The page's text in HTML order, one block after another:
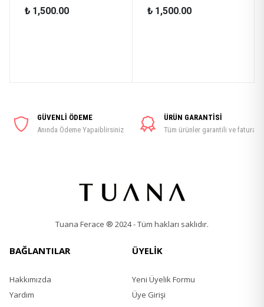
₺ 1,500.00 ₺ 1,500.00
GÜVENLİ ÖDEME
Anında Ödeme Yapaiblirsiniz
ÜRÜN GARANTİSİ
Tüm ürünler garantili ve faturalı
Tuana Ferace ® 2024 - Tüm hakları saklıdır.
BAĞLANTILAR
Hakkımızda
Yardım
ÜYELİK
Yeni Üyelik Formu
Üye Girişi